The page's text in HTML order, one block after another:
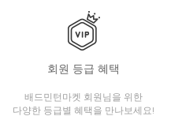
회원 등급 혜택
배드민턴마켓 회원님을 위한
다양한 등급별 혜택을 만나보세요!